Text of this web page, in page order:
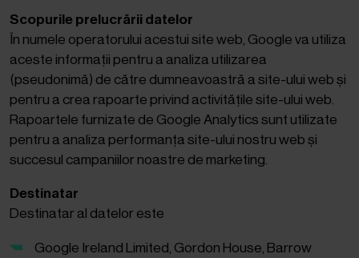
Scopurile prelucrării datelor
În numele operatorului acestui site web, Google va utiliza
aceste informații pentru a analiza utilizarea
(pseudonimă) de către dumneavoastră a site-ului web și
pentru a crea rapoarte privind activitățile site-ului web.
Rapoartele furnizate de Google Analytics sunt utilizate
pentru a analiza performanța site-ului nostru web și
succesul campaniilor noastre de marketing.
Destinatar
Destinatar al datelor este
Google Ireland Limited, Gordon House, Barrow